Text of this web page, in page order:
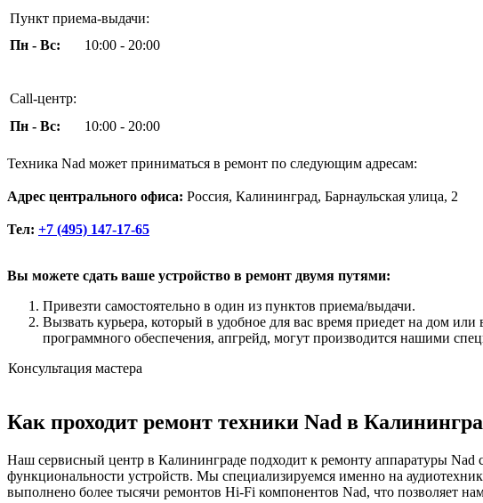
Пункт приема-выдачи:
Пн - Вс:
10:00 - 20:00
Call-центр:
Пн - Вс:
10:00 - 20:00
Техника Nad может приниматься в ремонт по следующим адресам:
Адрес центрального офиса: Россия, Калининград, Барнаульская улица, 2
Тел: +7 (495) 147-17-65
Вы можете сдать ваше устройство в ремонт двумя путями:
Привезти самостоятельно в один из пунктов приема/выдачи.
Вызвать курьера, который в удобное для вас время приедет на дом
программного обеспечения, апгрейд, могут производится нашими
Консультация мастера
Как проходит ремонт техники Nad в
Наш сервисный центр в Калининграде подходит к ремонту аппаратуры Nad
функциональности устройств. Мы специализируемся именно на
выполнено более тысячи ремонтов Hi-Fi компонентов Nad, что позволяет